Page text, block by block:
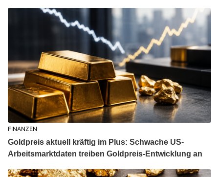
FINANZEN
Goldpreis aktuell kräftig im Plus: Schwache US-
Arbeitsmarktdaten treiben Goldpreis-Entwicklung an